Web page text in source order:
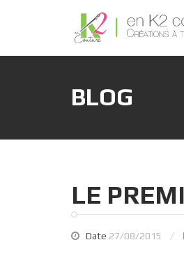
BLOG
LE
Date 27/08/2015